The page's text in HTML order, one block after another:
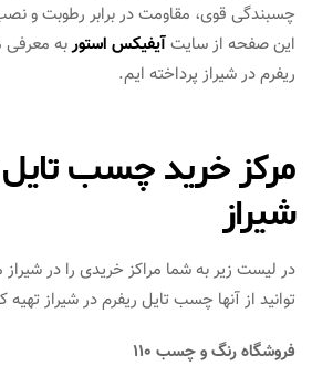
چسبندگی قوی، مقاومت در برابر رطوبت و
این صفحه از سایتآیفیکس استوربه معرفی
ریفرم در شیراز پرداخته ایم.
مرکز خرید چسب تایل
شیراز
در لیست زیر به شما مراکز خریدی را در
توانید از آنها چسب تایل ریفرم در شیراز تهیه
فروشگاه رنگ و چسب 110